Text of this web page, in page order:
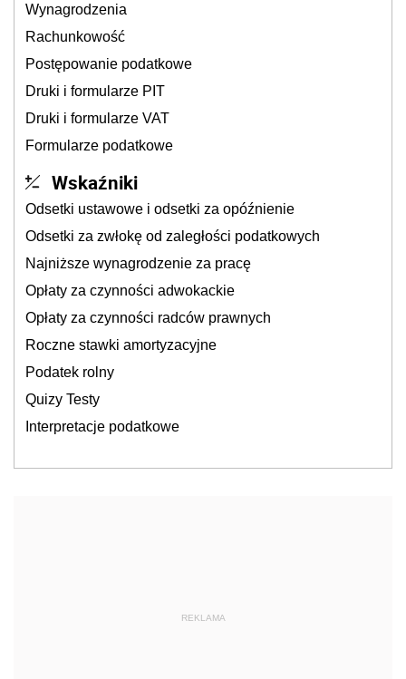
Wynagrodzenia
Rachunkowość
Postępowanie podatkowe
Druki i formularze PIT
Druki i formularze VAT
Formularze podatkowe
Wskaźniki
Odsetki ustawowe i odsetki za opóźnienie
Odsetki za zwłokę od zaległości podatkowych
Najniższe wynagrodzenie za pracę
Opłaty za czynności adwokackie
Opłaty za czynności radców prawnych
Roczne stawki amortyzacyjne
Podatek rolny
Quizy Testy
Interpretacje podatkowe
REKLAMA